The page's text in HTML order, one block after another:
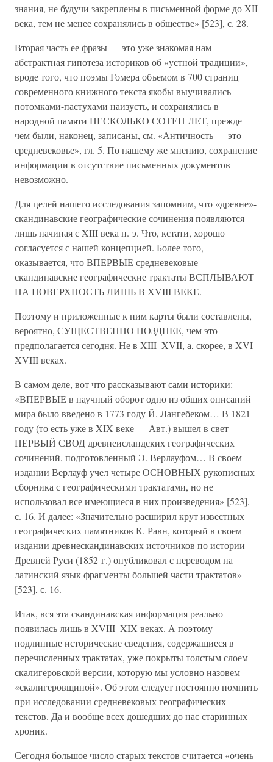
знания, не будучи закреплены в письменной форме до XII
века, тем не менее сохранялись в обществе» [523], с. 28.
Вторая часть ее фразы — это уже знакомая нам
абстрактная гипотеза историков об «устной традиции»,
вроде того, что поэмы Гомера объемом в 700 страниц
современного книжного текста якобы выучивались
потомками-пастухами наизусть, и сохранялись в
народной памяти НЕСКОЛЬКО СОТЕН ЛЕТ, прежде
чем были, наконец, записаны, см. «Античность — это
средневековье», гл. 5. По нашему же мнению, сохранение
информации в отсутствие письменных документов
невозможно.
Для целей нашего исследования запомним, что «древне»-
скандинавские географические сочинения появляются
лишь начиная с XIII века н. э. Что, кстати, хорошо
согласуется с нашей концепцией. Более того,
оказывается, что ВПЕРВЫЕ средневековые
скандинавские географические трактаты ВСПЛЫВАЮТ
НА ПОВЕРХНОСТЬ ЛИШЬ В XVIII ВЕКЕ.
Поэтому и приложенные к ним карты были составлены,
вероятно, СУЩЕСТВЕННО ПОЗДНЕЕ, чем это
предполагается сегодня. Не в XIII–XVII, а, скорее, в XVI–
XVIII веках.
В самом деле, вот что рассказывают сами историки:
«ВПЕРВЫЕ в научный оборот одно из общих описаний
мира было введено в 1773 году Й. Лангебеком… В 1821
году (то есть уже в XIX веке — Авт.) вышел в свет
ПЕРВЫЙ СВОД древнеисландских географических
сочинений, подготовленный Э. Верлауфом… В своем
издании Верлауф учел четыре ОСНОВНЫХ рукописных
сборника с географическими трактатами, но не
использовал все имеющиеся в них произведения» [523],
с. 16. И далее: «Значительно расширил крут известных
географических памятников К. Равн, который в своем
издании древнескандинавских источников по истории
Древней Руси (1852 г.) опубликовал с переводом на
латинский язык фрагменты большей части трактатов»
[523], с. 16.
Итак, вся эта скандинавская информация реально
появилась лишь в XVIII–XIX веках. А поэтому
подлинные исторические сведения, содержащиеся в
перечисленных трактатах, уже покрыты толстым слоем
скалигеровской версии, которую мы условно назовем
«скалигеровщиной». Об этом следует постоянно помнить
при исследовании средневековых географических
текстов. Да и вообще всех дошедших до нас старинных
хроник.
Сегодня большое число старых текстов считается «очень